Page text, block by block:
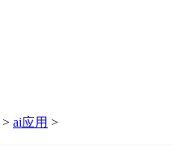
> ai应用 >